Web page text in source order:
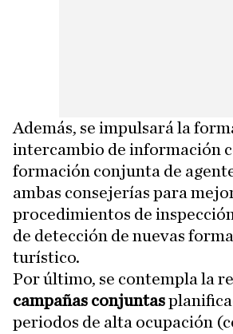
Además, se impulsará la
intercambio de información
formación conjunta de
ambas consejerías para
procedimientos de
de detección de nuevas
turístico.
Por último, se contempla la
campañas conjuntas
periodos de alta ocupación